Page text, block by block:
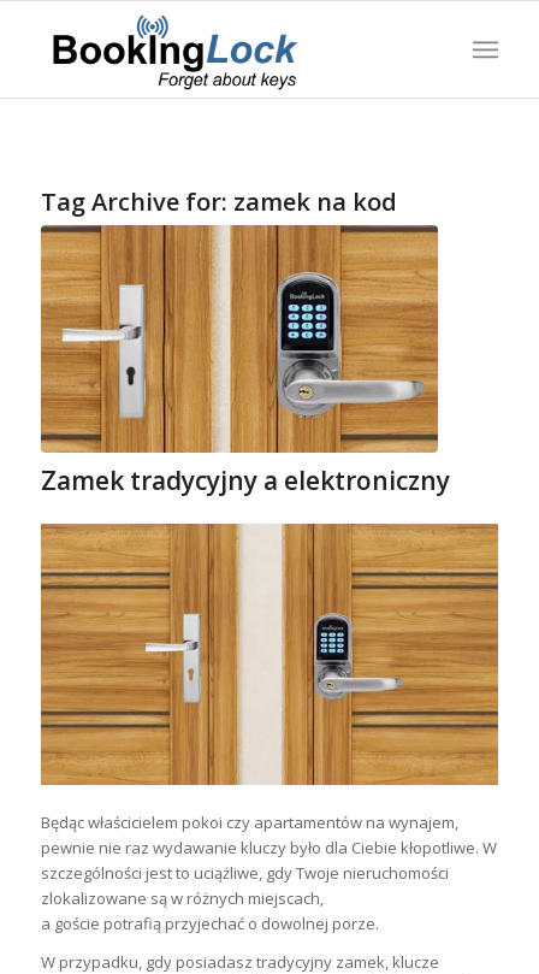
Tag Archive for: zamek na kod
Zamek tradycyjny a elektroniczny
Będąc właścicielem pokoi czy apartamentów na wynajem,
pewnie nie raz wydawanie kluczy było dla Ciebie kłopotliwe. W
szczególności jest to uciążliwe, gdy Twoje nieruchomości
zlokalizowane są w różnych miejscach,
a goście potrafią przyjechać o dowolnej porze.
W przypadku, gdy posiadasz tradycyjny zamek, klucze